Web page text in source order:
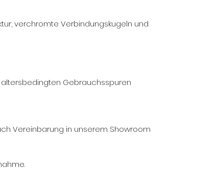
verchromte Verbindungskugeln und
Gebrauchsspuren
Vereinbarung in unserem Showroom